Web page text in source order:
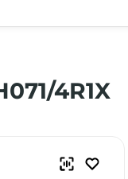
Оконные
Кассетные
Напольно-
Колонные
4R1X